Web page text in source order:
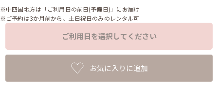
※中四国地方は「ご利用日の前日(予備日)」にお届け
※ご予約は3か月前から、土日祝日のみのレンタル可
ご利用日を選択してください
お気に入りに追加